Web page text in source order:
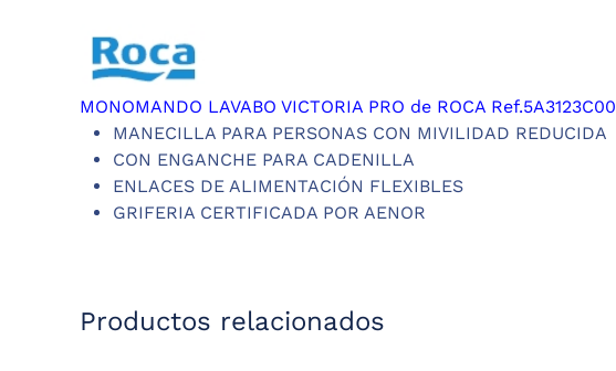
MONOMANDO LAVABO VICTORIA PRO de ROCA Ref.5A3123C00
MANECILLA PARA PERSONAS CON MIVILIDAD REDUCIDA
CON ENGANCHE PARA CADENILLA
ENLACES DE ALIMENTACIÓN FLEXIBLES
GRIFERIA CERTIFICADA POR AENOR
Productos relacionados